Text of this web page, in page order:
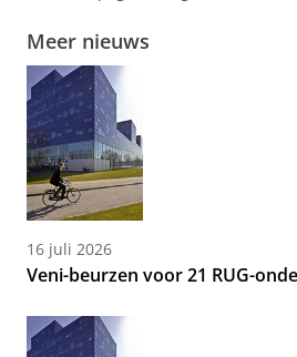
Meer nieuws
16 juli 2026
Veni-beurzen voor 21 RUG-